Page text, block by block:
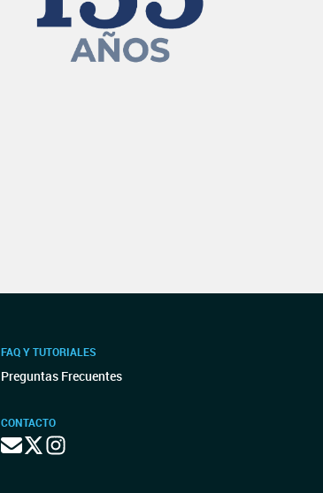
FAQ Y TUTORIALES
Preguntas Frecuentes
CONTACTO